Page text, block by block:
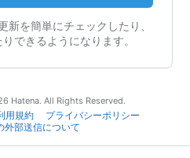
新を簡単にチェックしたり、
できるようになります。
Hatena. All Rights Reserved.
用規約
プライバシーポリシー
外部送信について